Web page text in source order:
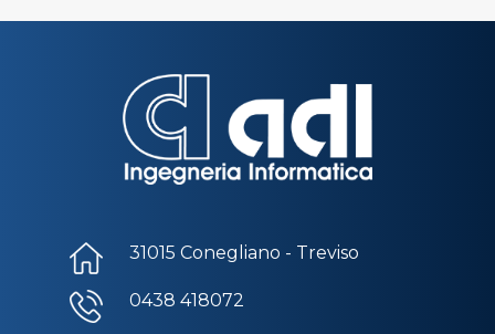
31015 Conegliano - Treviso
0438 418072